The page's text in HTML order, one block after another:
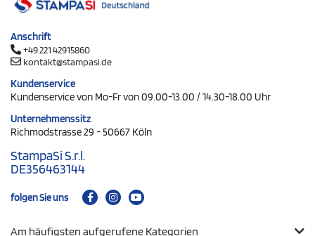
Anschrift
+49 221 42915860
kontakt@stampasi.de
Kundenservice
Kundenservice von Mo-Fr von 09.00-13.00 / 14.30-18.00 Uhr
Unternehmenssitz
Richmodstrasse 29 - 50667 Köln
StampaSi S.r.l.
DE356463144
folgen Sie uns
Am häufigsten aufgerufene Kategorien